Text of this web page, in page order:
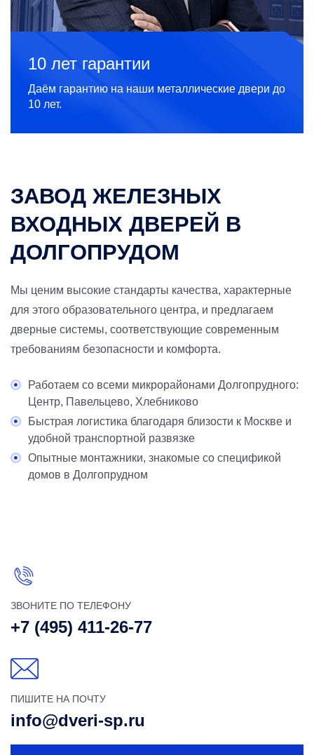
10 лет гарантии
Даём гарантию на наши металлические двери до
10 лет.
ЗАВОД ЖЕЛЕЗНЫХ
ВХОДНЫХ ДВЕРЕЙ В
ДОЛГОПРУДОМ
Мы ценим высокие стандарты качества, характерные
для этого образовательного центра, и предлагаем
дверные системы, соответствующие современным
требованиям безопасности и комфорта.
Работаем со всеми микрорайонами Долгопрудного:
Центр, Павельцево, Хлебниково
Быстрая логистика благодаря близости к Москве и
удобной транспортной развязке
Опытные монтажники, знакомые со спецификой
домов в Долгопрудном
ЗВОНИТЕ ПО ТЕЛЕФОНУ
+7 (495) 411-26-77
ПИШИТЕ НА ПОЧТУ
info@dveri-sp.ru